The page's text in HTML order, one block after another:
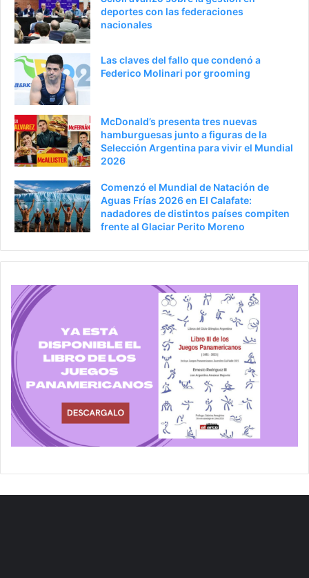
e
r
o
p
i
deportes con las federaciones
nacionales
Las claves del fallo que condenó a
Federico Molinari por grooming
McDonald’s presenta tres nuevas
hamburguesas junto a figuras de la
Selección Argentina para vivir el Mundial
2026
Comenzó el Mundial de Natación de
Aguas Frías 2026 en El Calafate:
nadadores de distintos países compiten
frente al Glaciar Perito Moreno